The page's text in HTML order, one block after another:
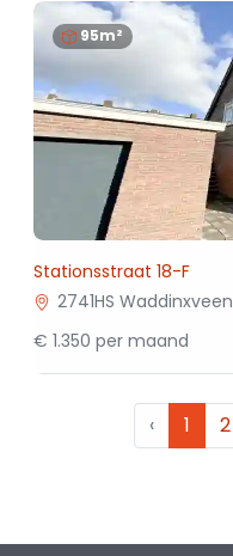
95m²
Stationsstraat 18-F
2741HS Waddinxveen
€ 1.350 per maand
‹ 1 2